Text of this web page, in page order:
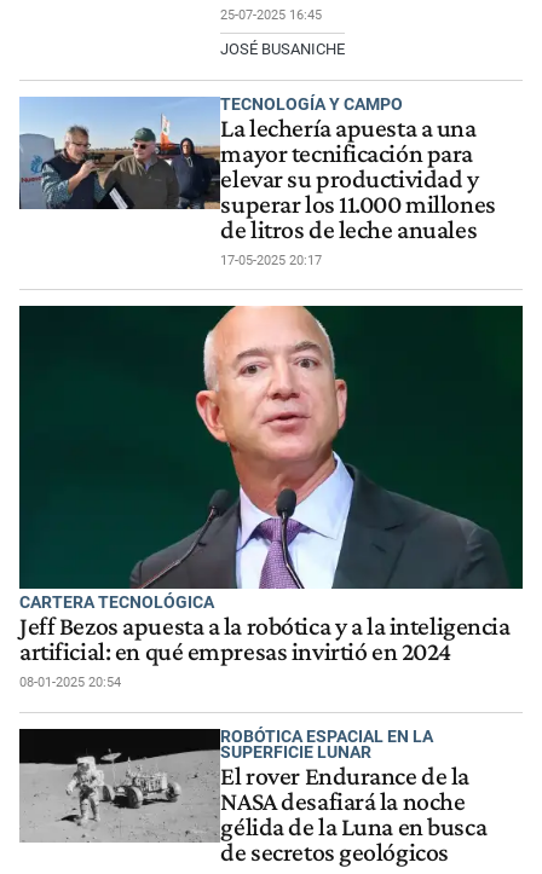
25-07-2025 16:45
JOSÉ BUSANICHE
TECNOLOGÍA Y CAMPO
La lechería apuesta a una
mayor tecnificación para
elevar su productividad y
superar los 11.000 millones
de litros de leche anuales
17-05-2025 20:17
CARTERA TECNOLÓGICA
Jeff Bezos apuesta a la robótica y a la inteligencia
artificial: en qué empresas invirtió en 2024
08-01-2025 20:54
ROBÓTICA ESPACIAL EN LA
SUPERFICIE LUNAR
El rover Endurance de la
NASA desafiará la noche
gélida de la Luna en busca
de secretos geológicos